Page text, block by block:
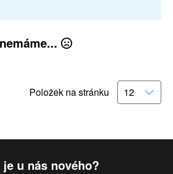
Položek na stránku
je u nás nového?